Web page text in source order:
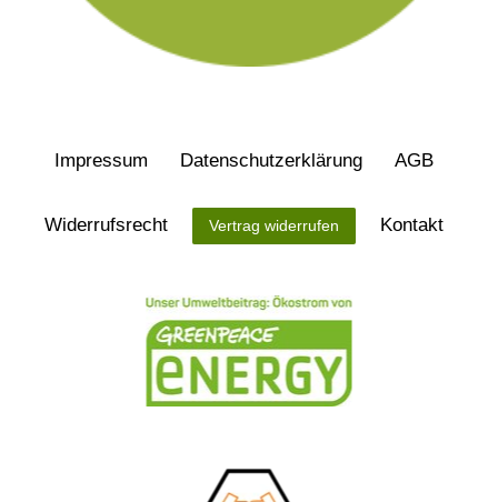
Impressum Daten­schutz­erklärung AGB
Widerrufs­recht Vertrag widerrufen Kontakt